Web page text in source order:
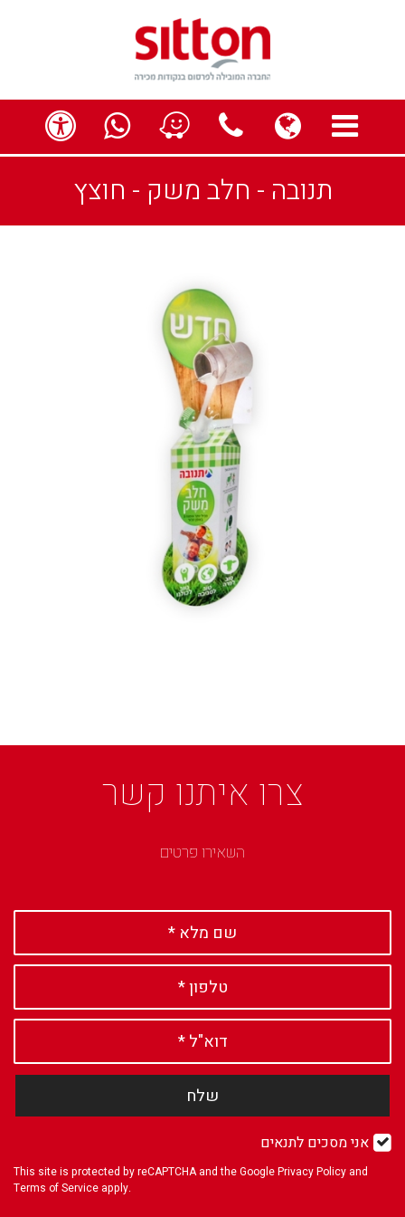
תפריטglobe
contact us
תנובה - חלב משק - חוצץ
צרו איתנו קשר
השאירו פרטים
שלח
אני מסכים לתנאים
This site is protected by reCAPTCHA and the GooglePrivacy Policy and
Terms of Service apply.